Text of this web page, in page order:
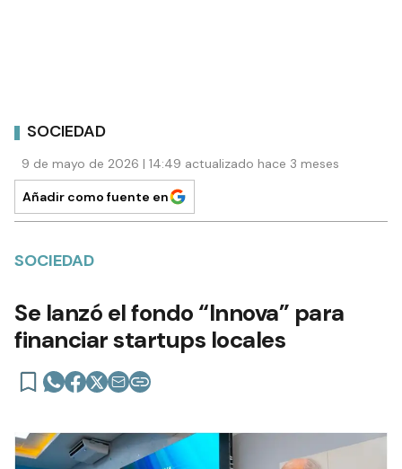
SOCIEDAD
9 de mayo de 2026 | 14:49 actualizado hace 3 meses
Añadir como fuente en
SOCIEDAD
Se lanzó el fondo “Innova” para
financiar startups locales